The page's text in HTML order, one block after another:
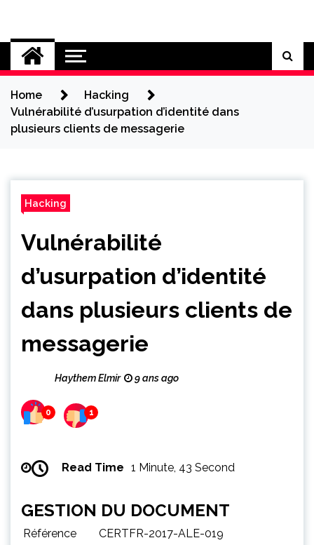
content
Cybersecurity News
Home
Hacking
Vulnérabilité d’usurpation d’identité dans
plusieurs clients de messagerie
Hacking
Vulnérabilité
d’usurpation d’identité
dans plusieurs clients de
messagerie
Haythem Elmir 9 ans ago
0 1
Read Time 1 Minute, 43 Second
GESTION DU DOCUMENT
Référence CERTFR-2017-ALE-019